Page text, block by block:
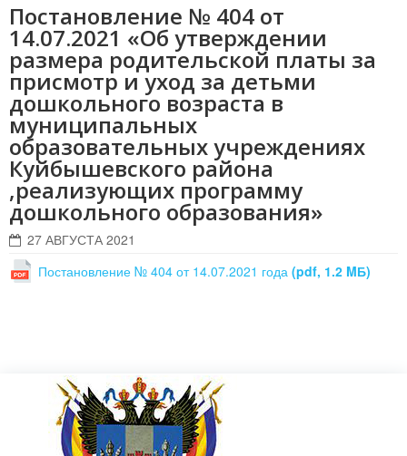
Постановление № 404 от
14.07.2021 «Об утверждении
размера родительской платы за
присмотр и уход за детьми
дошкольного возраста в
муниципальных
образовательных учреждениях
Куйбышевского района
,реализующих программу
дошкольного образования»
27 АВГУСТА 2021
Постановление № 404 от 14.07.2021 года (pdf, 1.2 MБ)